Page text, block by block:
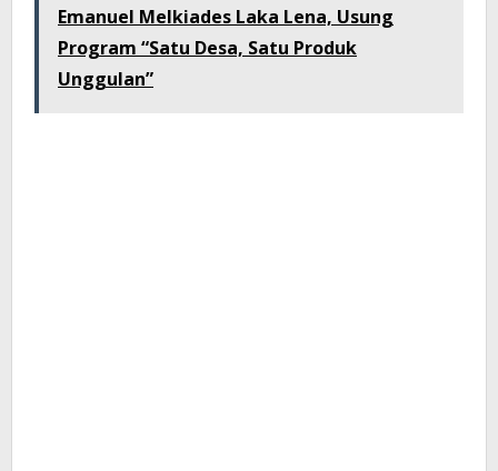
Emanuel Melkiades Laka Lena, Usung
Program “Satu Desa, Satu Produk
Unggulan”